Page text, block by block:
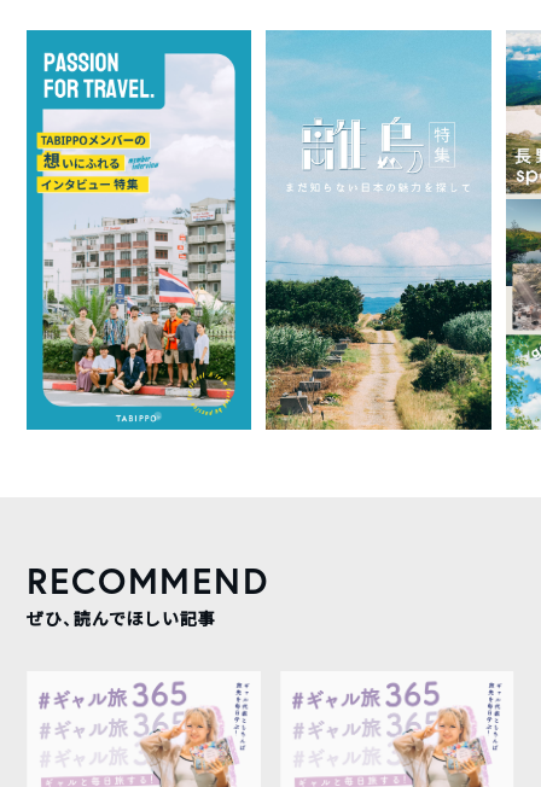
RECOMMEND
ぜひ、読んでほしい記事